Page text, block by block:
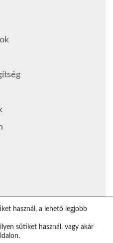
használ, a lehető legjobb
sütiket használ, vagy akár